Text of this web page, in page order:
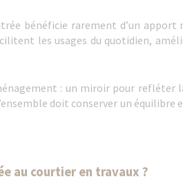
bénéficie rarement d’un
les usages du quotidien,
: un miroir pour refléter
doit conserver un
au courtier en travaux ?